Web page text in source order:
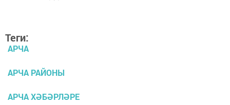
Теги:
АРЧА
АРЧА РАЙОНЫ
АРЧА ХӘБӘРЛӘРЕ